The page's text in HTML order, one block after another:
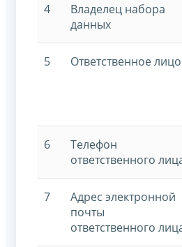
4
Владелец набора
данных
5 Ответственное лицо
6
Телефон
ответственного
7
Адрес электронной
почты
ответственного